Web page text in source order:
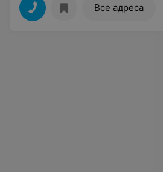
Все адреса